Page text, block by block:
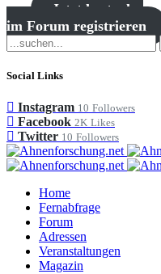
Jetzt kostenlos
im Forum registrieren
Social Links
Instagram 10 Followers
Facebook 2K Likes
Twitter 10 Followers
Home
Fernabfrage
Forum
Adressen
Veranstaltungen
Magazin